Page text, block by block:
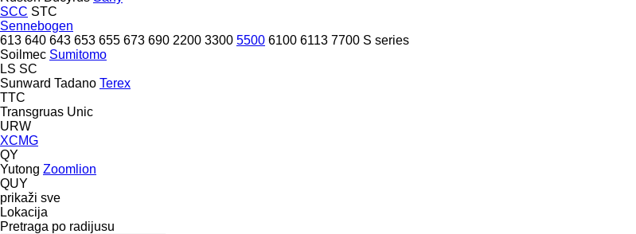
SCC STC
Sennebogen
613 640 643 653 655 673 690 2200 3300 5500 6100 6113 7700 S series
Soilmec Sumitomo
LS SC
Sunward Tadano Terex
TTC
Transgruas Unic
URW
XCMG
QY
Yutong Zoomlion
QUY
prikaži sve
Lokacija
Pretraga po radijusu